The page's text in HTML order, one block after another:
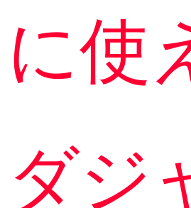
に使
ダジ